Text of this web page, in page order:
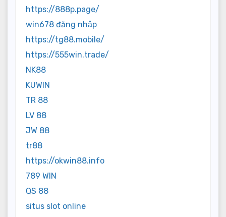
https://888p.page/
win678 đăng nhập
https://tg88.mobile/
https://555win.trade/
NK88
KUWIN
TR 88
LV 88
JW 88
tr88
https://okwin88.info
789 WIN
QS 88
situs slot online